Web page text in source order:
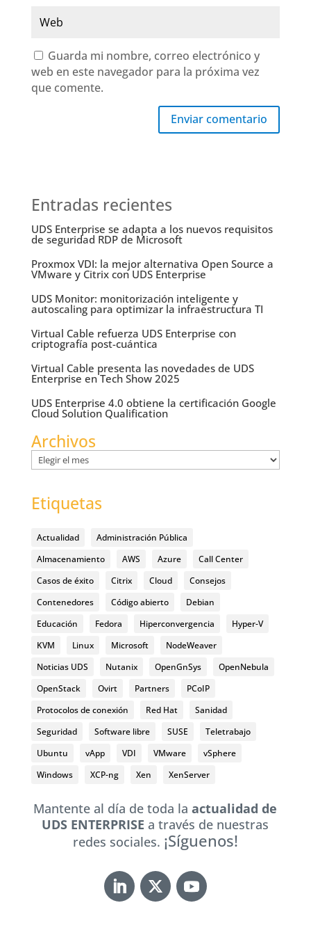
Guarda mi nombre, correo electrónico y
web en este navegador para la próxima vez
que comente.
Enviar comentario
Entradas recientes
UDS Enterprise se adapta a los nuevos requisitos
de seguridad RDP de Microsoft
Proxmox VDI: la mejor alternativa Open Source a
VMware y Citrix con UDS Enterprise
UDS Monitor: monitorización inteligente y
autoscaling para optimizar la infraestructura TI
Virtual Cable refuerza UDS Enterprise con
criptografía post-cuántica
Virtual Cable presenta las novedades de UDS
Enterprise en Tech Show 2025
UDS Enterprise 4.0 obtiene la certificación Google
Cloud Solution Qualification
Archivos
Archivos
Etiquetas
Actualidad
Administración Pública
Almacenamiento
AWS Azure
Call Center
Casos de éxito
Citrix Cloud
Consejos
Contenedores
Código abierto
Debian
Educación
Fedora Hiperconvergencia
Hyper-V
KVM
Linux Microsoft
NodeWeaver
Noticias UDS
Nutanix OpenGnSys
OpenNebula
OpenStack
Ovirt Partners
PCoIP
Protocolos de conexión
Red Hat
Sanidad
Seguridad
Software libre SUSE
Teletrabajo
Ubuntu
vApp VDI VMware
vSphere
Windows
XCP-ng Xen XenServer
Mantente al día de toda laactualidad de
UDS ENTERPRISEa través de nuestras
redes sociales. ¡Síguenos!